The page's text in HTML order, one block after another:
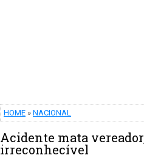
HOME » NACIONAL
Acidente mata
irreconhecível